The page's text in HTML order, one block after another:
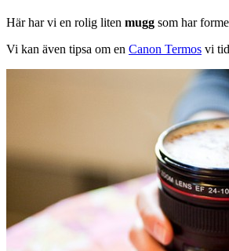
Här har vi en rolig liten mugg som har
Vi kan även tipsa om en Canon Termos vi